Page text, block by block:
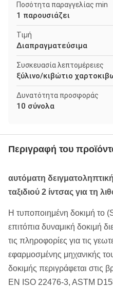
Ποσότητα παραγγελίας min
1 παρουσιάζει
Τιμή
Διαπραγματεύσιμα
Συσκευασία λεπτομέρειες
ξύλινο/κιβώτιο
Δυνατότητα προσφοράς
10 σύνολα
Περιγραφή του
αυτόματη
ταξιδιού 2 ίντσας για τη
Η τυποποιημένη δοκιμή το
επιτόπια δυναμική δοκιμή
τις πληροφορίες για τις
εφαρμοσμένης μηχανικής
δοκιμής περιγράφεται στις
EN ISO 22476-3, ASTM